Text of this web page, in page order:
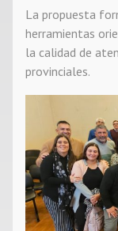
La propuesta
herramientas
la calidad de
provinciales.